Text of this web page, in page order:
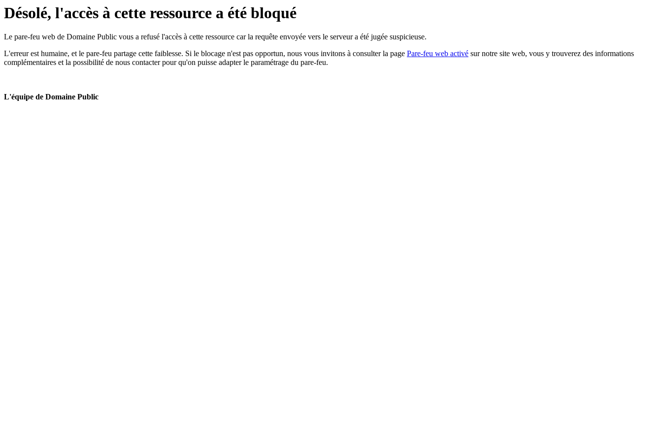
Désolé, l'accès à cette ressource a été bloqué
Le pare-feu web de Domaine Public vous a refusé l'accès à cette ressource car la requête envoyée vers le serveur a été jugée suspicieuse.
L'erreur est humaine, et le pare-feu partage cette faiblesse. Si le blocage n'est pas opportun, nous vous invitons à consulter la page Pare-feu web activé sur notre site web, vous y trouverez des informations
complémentaires et la possibilité de nous contacter pour qu'on puisse adapter le paramétrage du pare-feu.
L'équipe de Domaine Public